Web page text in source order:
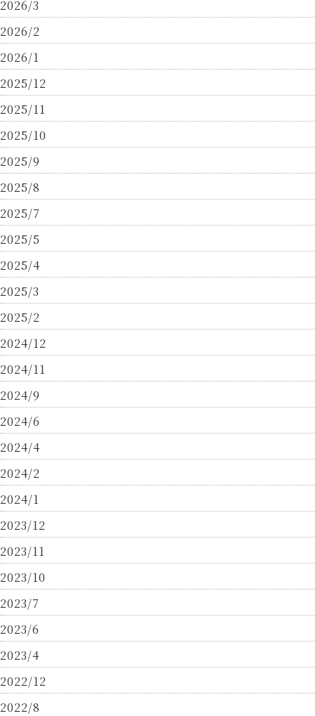
2026/3
2026/2
2026/1
2025/12
2025/11
2025/10
2025/9
2025/8
2025/7
2025/5
2025/4
2025/3
2025/2
2024/12
2024/11
2024/9
2024/6
2024/4
2024/2
2024/1
2023/12
2023/11
2023/10
2023/7
2023/6
2023/4
2022/12
2022/8